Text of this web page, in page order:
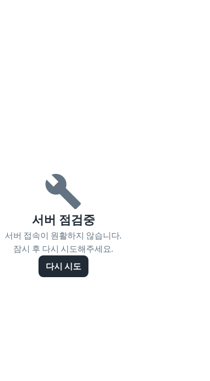
서버 점검중
서버 접속이 원활하지 않습니다.
잠시 후 다시 시도해주세요.
다시 시도